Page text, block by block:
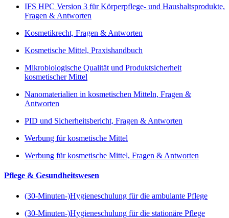
IFS HPC Version 3 für Körperpflege- und Haushaltsprodukte,
Fragen & Antworten
Kosmetikrecht, Fragen & Antworten
Kosmetische Mittel, Praxishandbuch
Mikrobiologische Qualität und Produktsicherheit
kosmetischer Mittel
Nanomaterialien in kosmetischen Mitteln, Fragen &
Antworten
PID und Sicherheitsbericht, Fragen & Antworten
Werbung für kosmetische Mittel
Werbung für kosmetische Mittel, Fragen & Antworten
Pflege & Gesundheitswesen
(30-Minuten-)Hygieneschulung für die ambulante Pflege
(30-Minuten-)Hygieneschulung für die stationäre Pflege